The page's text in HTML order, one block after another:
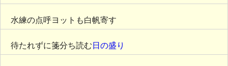
水練の点呼ヨットも白帆寄す
待たれずに箋分ち読む 日の盛り